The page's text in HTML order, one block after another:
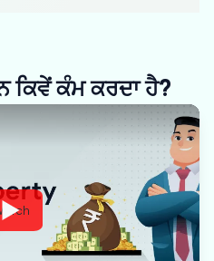
ਕਿਵੇਂ ਕੰਮ ਕਰਦਾ ਹੈ?